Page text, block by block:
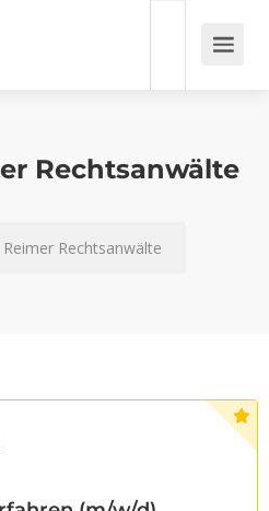
Rechtsanwälte
Reimer Rechtsanwälte